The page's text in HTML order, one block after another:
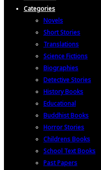
Categories
Novels
Short Stories
Translations
Science Fictions
Biographies
Detective Stories
History Books
Educational
Buddhist Books
Horror Stories
Childrens Books
School Text Books
Past Papers